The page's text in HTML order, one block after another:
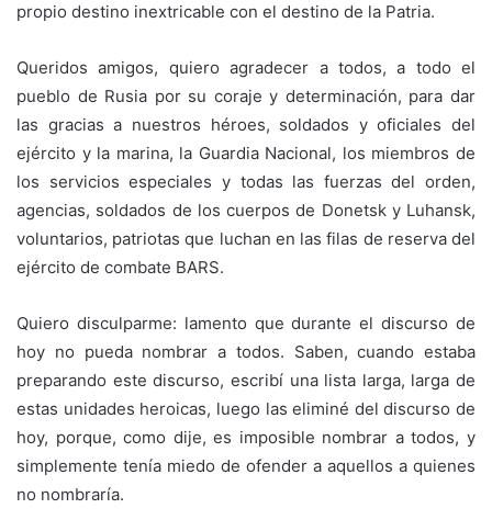
propio destino inextricable con el destino de la Patria.
Queridos amigos, quiero agradecer a todos, a todo el
pueblo de Rusia por su coraje y determinación, para dar
las gracias a nuestros héroes, soldados y oficiales del
ejército y la marina, la Guardia Nacional, los miembros de
los servicios especiales y todas las fuerzas del orden,
agencias, soldados de los cuerpos de Donetsk y Luhansk,
voluntarios, patriotas que luchan en las filas de reserva del
ejército de combate BARS.
Quiero disculparme: lamento que durante el discurso de
hoy no pueda nombrar a todos. Saben, cuando estaba
preparando este discurso, escribí una lista larga, larga de
estas unidades heroicas, luego las eliminé del discurso de
hoy, porque, como dije, es imposible nombrar a todos, y
simplemente tenía miedo de ofender a aquellos a quienes
no nombraría.